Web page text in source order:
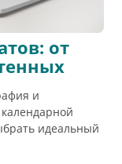
от
и
идеальный